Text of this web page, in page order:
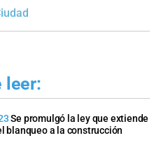
leer:
Se promulgó la ley que extiende
blanqueo a la construcción